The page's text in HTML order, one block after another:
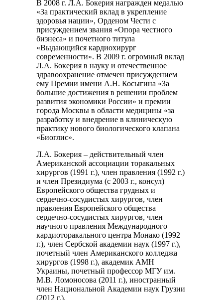
В 2008 г. Л.А. Бокерия награжден медалью
«За практический вклад в укрепление
здоровья нации», Орденом Чести с
присуждением звания «Опора честного
бизнеса» и почетного титула
«Выдающийся кардиохирург
современности». В 2009 г. огромный вклад
Л.А. Бокерия в науку и отечественное
здравоохранение отмечен присуждением
ему Премии имени А.Н. Косыгина «За
большие достижения в решении проблем
развития экономики России» и премии
города Москвы в области медицины «за
разработку и внедрение в клиническую
практику нового биологического клапана
«Биоглис».
Л.А. Бокерия – действительный член
Американской ассоциации торакальных
хирургов (1991 г.), член правления (1992 г.)
и член Президиума (с 2003 г., консул)
Европейского общества грудных и
сердечно-сосудистых хирургов, член
правления Европейского общества
сердечно-сосудистых хирургов, член
научного правления Международного
кардиоторакального центра Монако (1992
г.), член Сербской академии наук (1997 г.),
почетный член Американского колледжа
хирургов (1998 г.), академик АМН
Украины, почетный профессор МГУ им.
М.В. Ломоносова (2011 г.), иностранный
член Национальной Академии наук Грузии
(2012 г.).